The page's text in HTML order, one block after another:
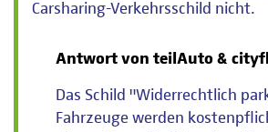
Carsharing-Verkehrsschild nicht.
Antwort von teilAuto &
Das Schild "Widerrechtlich
Fahrzeuge werden